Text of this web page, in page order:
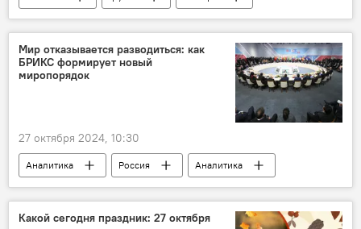
парламентские выборы
Центральная избирательная комиссия АР
ЦИК
Депутаты
Наблюдатели
премьер-министр Грузии Ираклий Кобахидзе
Мир отказывается разводиться: как
БРИКС формирует новый
миропорядок
27 октября 2024, 10:30
Аналитика Россия
Аналитика
БРИКС
Политика
ООН
Антониу Гутерриш
История
СССР
Какой сегодня праздник: 27 октября